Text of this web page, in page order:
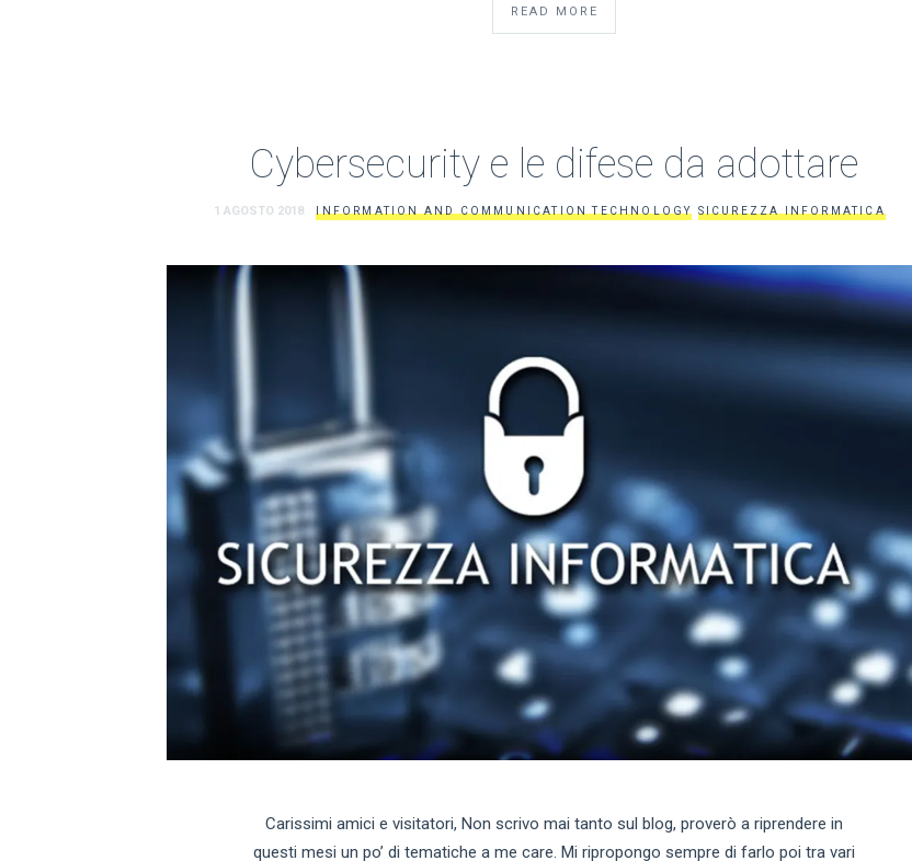
READ MORE
Cybersecurity e le difese da adottare
1 AGOSTO 2018 INFORMATION AND COMMUNICATION TECHNOLOGY SICUREZZA INFORMATICA
Carissimi amici e visitatori, Non scrivo mai tanto sul blog, proverò a riprendere in
questi mesi un po’ di tematiche a me care. Mi ripropongo sempre di farlo poi tra vari